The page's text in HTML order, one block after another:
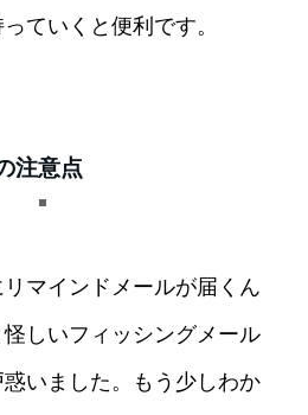
ていくと便利です。
注意点
マインドメールが届くん
しいフィッシングメール
いました。もう少しわか